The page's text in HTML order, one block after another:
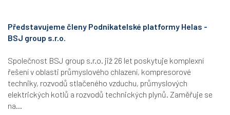
Představujeme členy Podnikatelské platformy Helas -
BSJ group s.r.o.
Společnost BSJ group s.r.o. již 26 let poskytuje komplexní
řešení v oblasti průmyslového chlazení, kompresorové
techniky, rozvodů stlačeného vzduchu, průmyslových
elektrických kotlů a rozvodů technických plynů. Zaměřuje se
na...